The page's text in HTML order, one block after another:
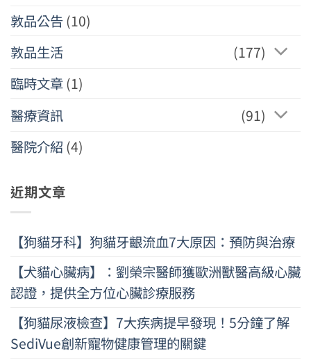
敦品公告(10)
敦品生活
(177)
臨時文章(1)
醫療資訊
(91)
醫院介紹 (4)
近期文章
【狗貓牙科】狗貓牙齦流血7大原因：預防與治療
【犬貓心臟病】：劉榮宗醫師獲歐洲獸醫高級心臟
認證，提供全方位心臟診療服務
【狗貓尿液檢查】7大疾病提早發現！5分鐘了解
SediVue創新寵物健康管理的關鍵